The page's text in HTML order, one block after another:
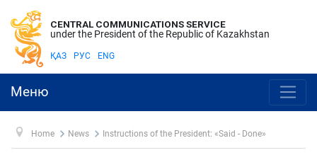
CENTRAL COMMUNICATIONS SERVICE
under the President of the Republic of Kazakhstan
ҚАЗ РУС ENG
Меню
Home News Instructions of the President: «Said - Done»